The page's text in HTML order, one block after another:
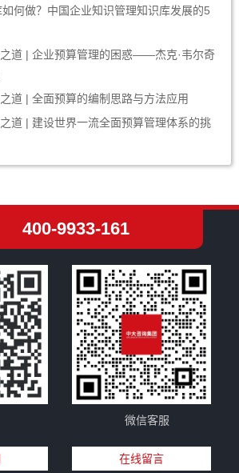
何做？中国企业知识管理知识库发展的5
道 | 企业预算管理的困惑——杰克·韦尔奇
道 | 全面预算的编制思路与方法应用
道 | 建设世界一流全面预算管理体系的挑
400-9933-161
微信客服
在线留言